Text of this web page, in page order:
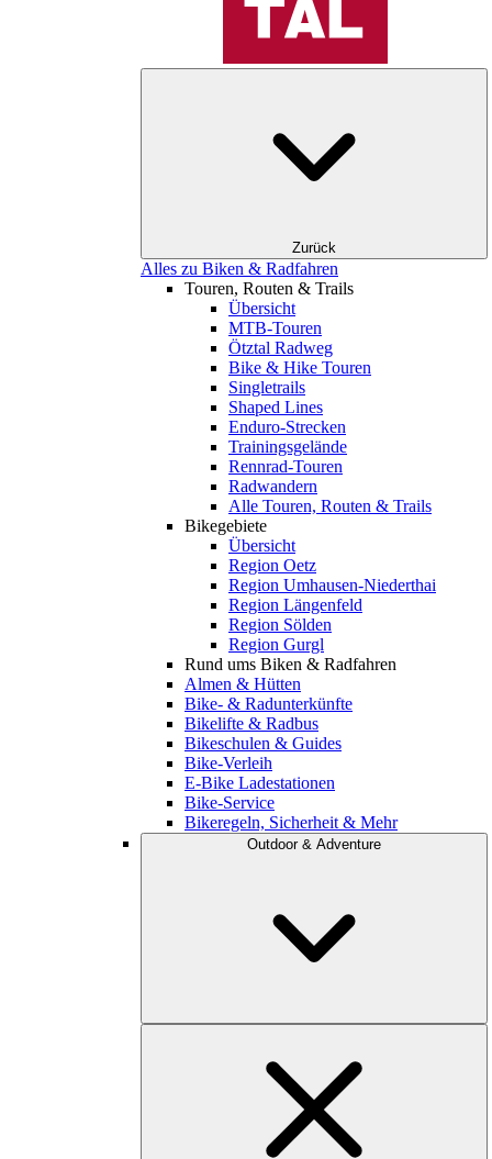
Zurück
Alles zu Biken & Radfahren
Touren, Routen & Trails
Übersicht
MTB-Touren
Ötztal Radweg
Bike & Hike Touren
Singletrails
Shaped Lines
Enduro-Strecken
Trainingsgelände
Rennrad-Touren
Radwandern
Alle Touren, Routen & Trails
Bikegebiete
Übersicht
Region Oetz
Region Umhausen-Niederthai
Region Längenfeld
Region Sölden
Region Gurgl
Rund ums Biken & Radfahren
Almen & Hütten
Bike- & Radunterkünfte
Bikelifte & Radbus
Bikeschulen & Guides
Bike-Verleih
E-Bike Ladestationen
Bike-Service
Bikeregeln, Sicherheit & Mehr
Outdoor & Adventure